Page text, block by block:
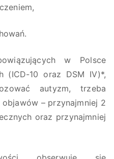
w Polsce
(ICD-10 oraz DSM IV)*,
autyzm, trzeba
– przynajmniej 2
oraz przynajmniej